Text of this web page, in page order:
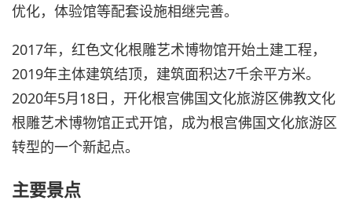
优化，体验馆等配套设施相继完善。
2017年，红色文化根雕艺术博物馆开始土建工程，
2019年主体建筑结顶，建筑面积达7千余平方米。
2020年5月18日，开化根宫佛国文化旅游区佛教文化
根雕艺术博物馆正式开馆，成为根宫佛国文化旅游区
转型的一个新起点。
主要景点